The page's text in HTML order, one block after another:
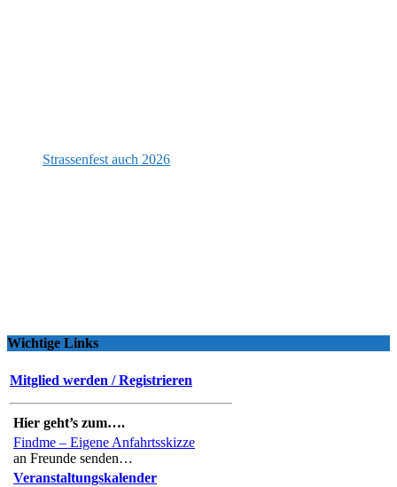
Strassenfest auch 2026
Wichtige Links
Mitglied werden / Registrieren
Hier geht’s zum….
Findme – Eigene Anfahrtsskizze
an Freunde senden…
Veranstaltungskalender